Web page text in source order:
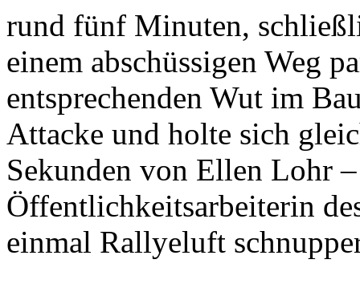
rund fünf Minuten,
einem abschüssigen Weg
entsprechenden Wut im
Attacke und holte sich
Sekunden von Ellen Lohr
Öffentlichkeitsarbeiterin
einmal Rallyeluft